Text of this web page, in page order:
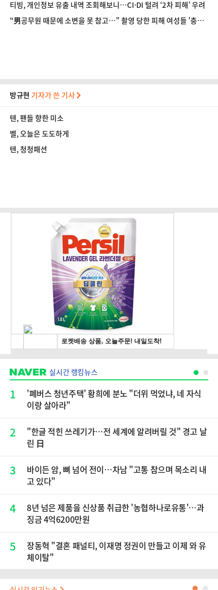
티빙, 개인정보 유출 내역 조회해보니…CI·DI 털려 ‘2차 피해’ 우려
"男공무원 때문에 소변을 못 참고…" 촬영 당한 피해 여성들 '충격
방규현 기자가 쓴 기사
텐, 팬들 향한 미소
벨, 오늘은 도도하게
텐, 청청패션
실시간 랭킹뉴스
1
'폐버스 청년주택' 황희에 분노 "더위 먹었냐, 네 자식
이랑 살아라"
2
"한글 적힌 쓰레기가…전 세계에 알려버릴 것" 경고 날
린 日
3
바이든 암, 뼈 넘어 전이…차남 "고통 참으며 목소리 내
고 있다"
4
8년 넘은 제품을 신상품 취급한 '농협하나로유통'…과
징금 4억6200만원
5
장동혁 "결혼 패널티, 이재명 정권이 만들고 이제 와 유
체이탈"